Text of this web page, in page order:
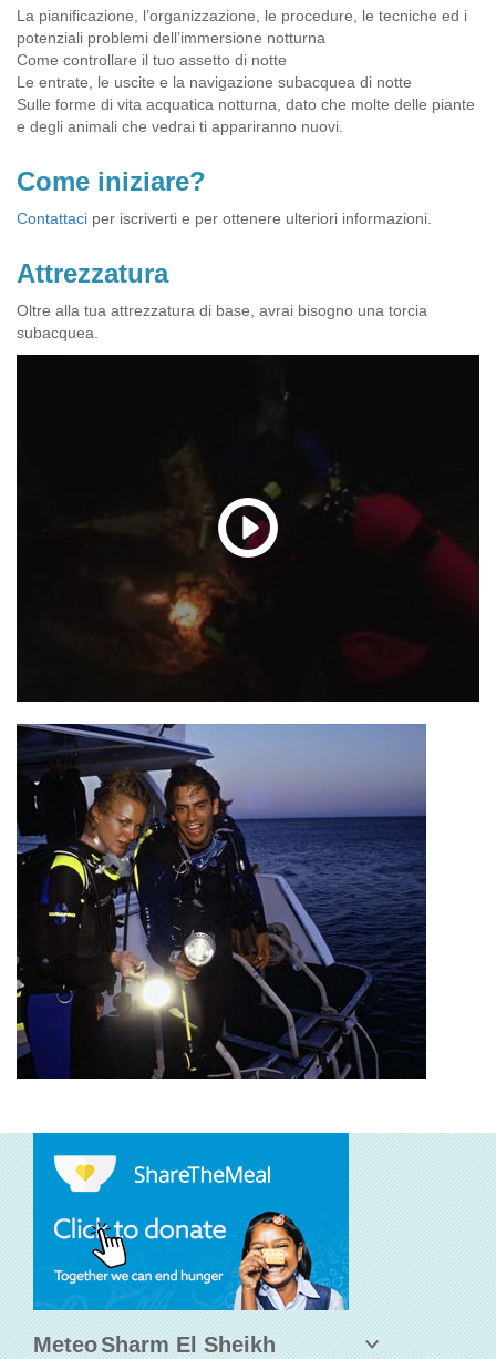
La pianificazione, l’organizzazione, le procedure, le tecniche ed i
potenziali problemi dell’immersione notturna
Come controllare il tuo assetto di notte
Le entrate, le uscite e la navigazione subacquea di notte
Sulle forme di vita acquatica notturna, dato che molte delle piante
e degli animali che vedrai ti appariranno nuovi.
Come iniziare?
Contattaci per iscriverti e per ottenere ulteriori informazioni.
Attrezzatura
Oltre alla tua attrezzatura di base, avrai bisogno una torcia
subacquea.
Meteo